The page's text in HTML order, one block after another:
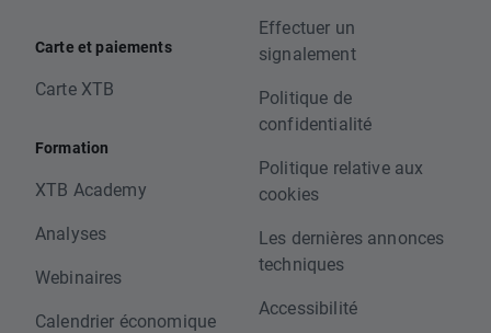
Carte et paiements
Carte XTB
Formation
XTB Academy
Analyses
Webinaires
Calendrier économique
Effectuer un
signalement
Politique de
confidentialité
Politique relative aux
cookies
Les dernières annonces
techniques
Accessibilité